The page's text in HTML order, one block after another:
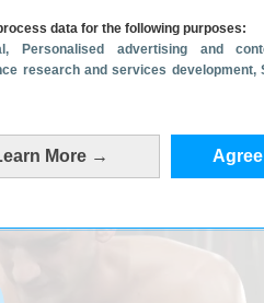
data for the following purposes:
, Personalised advertising and
research and services development,
More →
en dat als je dagelijks een
– verwacht in februari 2023